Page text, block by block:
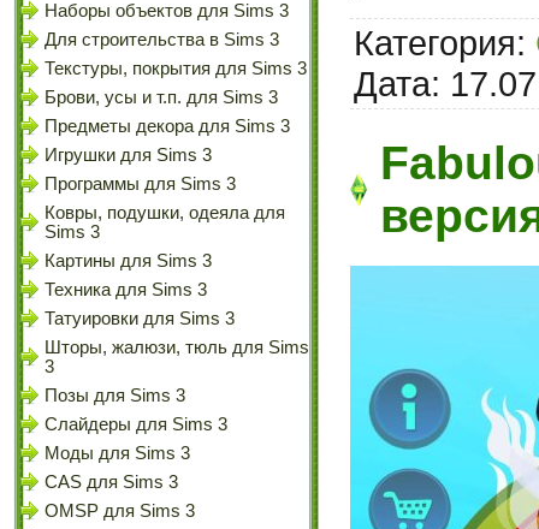
Наборы объектов для Sims 3
Для строительства в Sims 3
Текстуры, покрытия для Sims 3
Брови, усы и т.п. для Sims 3
Предметы декора для Sims 3
Игрушки для Sims 3
Программы для Sims 3
Ковры, подушки, одеяла для
Sims 3
Картины для Sims 3
Техника для Sims 3
Татуировки для Sims 3
Шторы, жалюзи, тюль для Sims
3
Позы для Sims 3
Слайдеры для Sims 3
Моды для Sims 3
CAS для Sims 3
OMSP для Sims 3
Категория:
Дата: